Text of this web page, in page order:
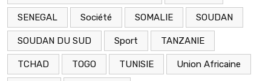
SENEGAL Société SOMALIE SOUDAN
SOUDAN DU SUD Sport TANZANIE
TCHAD TOGO TUNISIE Union Africaine